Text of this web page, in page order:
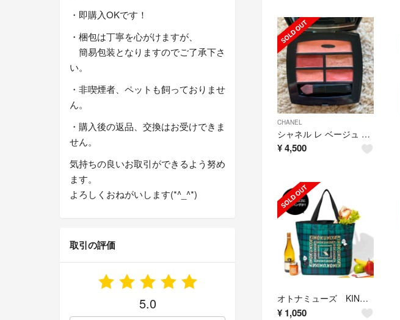
CHANEL
シャネル レ ベージュ パレット ルガール テンダー 4.5g
¥4,500
オトナミューズ KINOKUNIYA 双子パンダの保温・保冷機能付きビッグトート
¥ 1,050
・即購入OKです！
・梱包は丁寧を心がけますが、
簡易包装となりますのでご了承下さ
い。
・非喫煙者、ペットも飼っておりませ
ん。
・購入後の返品、交換はお受けできま
せん。
気持ちの良いお取引ができるよう努め
ます。
よろしくおねがいします(*^_^*)
取引の評価
5.0